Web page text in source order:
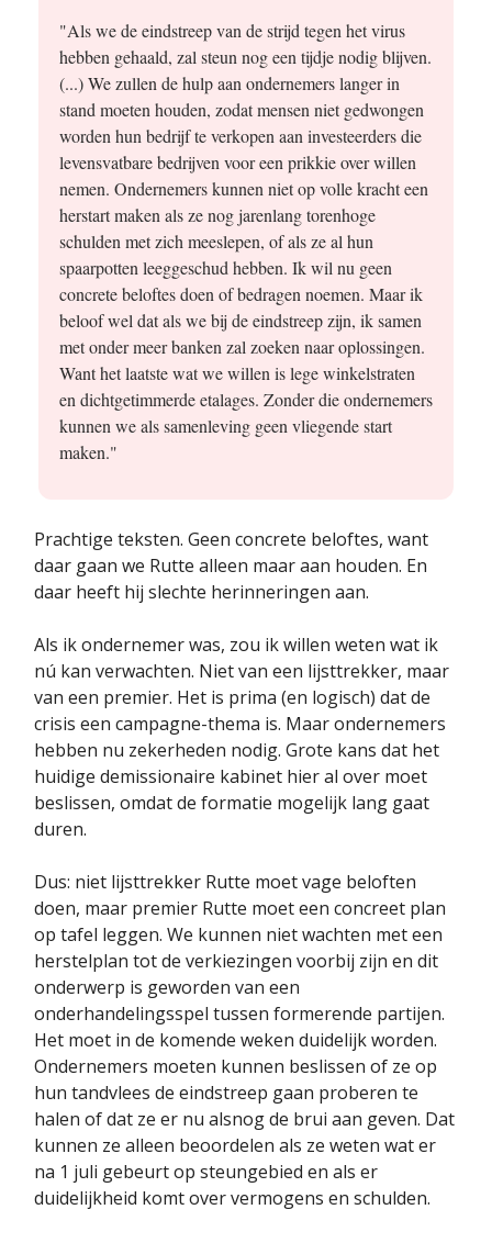
"Als we de eindstreep van de strijd tegen het virus
hebben gehaald, zal steun nog een tijdje nodig blijven.
(...) We zullen de hulp aan ondernemers langer in
stand moeten houden, zodat mensen niet gedwongen
worden hun bedrijf te verkopen aan investeerders die
levensvatbare bedrijven voor een prikkie over willen
nemen. Ondernemers kunnen niet op volle kracht een
herstart maken als ze nog jarenlang torenhoge
schulden met zich meeslepen, of als ze al hun
spaarpotten leeggeschud hebben. Ik wil nu geen
concrete beloftes doen of bedragen noemen. Maar ik
beloof wel dat als we bij de eindstreep zijn, ik samen
met onder meer banken zal zoeken naar oplossingen.
Want het laatste wat we willen is lege winkelstraten
en dichtgetimmerde etalages. Zonder die ondernemers
kunnen we als samenleving geen vliegende start
maken."
Prachtige teksten. Geen concrete beloftes, want
daar gaan we Rutte alleen maar aan houden. En
daar heeft hij slechte herinneringen aan.
Als ik ondernemer was, zou ik willen weten wat ik
nú kan verwachten. Niet van een lijsttrekker, maar
van een premier. Het is prima (en logisch) dat de
crisis een campagne-thema is. Maar ondernemers
hebben nu zekerheden nodig. Grote kans dat het
huidige demissionaire kabinet hier al over moet
beslissen, omdat de formatie mogelijk lang gaat
duren.
Dus: niet lijsttrekker Rutte moet vage beloften
doen, maar premier Rutte moet een concreet plan
op tafel leggen. We kunnen niet wachten met een
herstelplan tot de verkiezingen voorbij zijn en dit
onderwerp is geworden van een
onderhandelingsspel tussen formerende partijen.
Het moet in de komende weken duidelijk worden.
Ondernemers moeten kunnen beslissen of ze op
hun tandvlees de eindstreep gaan proberen te
halen of dat ze er nu alsnog de brui aan geven. Dat
kunnen ze alleen beoordelen als ze weten wat er
na 1 juli gebeurt op steungebied en als er
duidelijkheid komt over vermogens en schulden.